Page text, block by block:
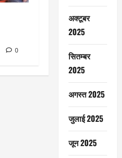
0
अक्टूबर
2025
सितम्बर
2025
अगस्त 2025
जुलाई 2025
जून 2025